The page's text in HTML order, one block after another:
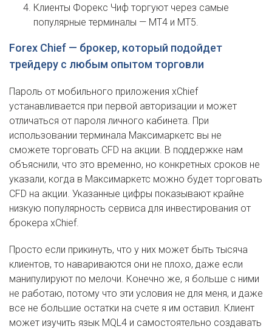
Клиенты Форекс Чиф торгуют через самые
популярные терминалы — МТ4 и МТ5.
Forex Chief — брокер, который подойдет
трейдеру с любым опытом торговли
Пароль от мобильного приложения xChief
устанавливается при первой авторизации и может
отличаться от пароля личного кабинета. При
использовании терминала Максимаркетс вы не
сможете торговать CFD на акции. В поддержке нам
объяснили, что это временно, но конкретных сроков не
указали, когда в Максимаркетс можно будет торговать
CFD на акции. Указанные цифры показывают крайне
низкую популярность сервиса для инвестирования от
брокера xChief.
Просто если прикинуть, что у них может быть тысяча
клиентов, то навариваются они не плохо, даже если
манипулируют по мелочи. Конечно же, я больше с ними
не работаю, потому что эти условия не для меня, и даже
все не большие остатки на счете я им оставил. Клиент
может изучить язык MQL4 и самостоятельно создавать